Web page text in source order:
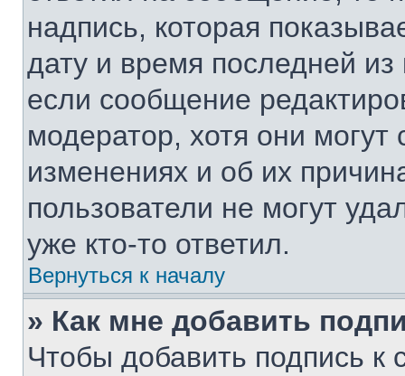
надпись, которая
дату и время последней
если сообщение
модератор, хотя они
изменениях и об их
пользователи не могут
уже кто-то ответил.
Вернуться к началу
» Как мне добавить
Чтобы добавить подпись